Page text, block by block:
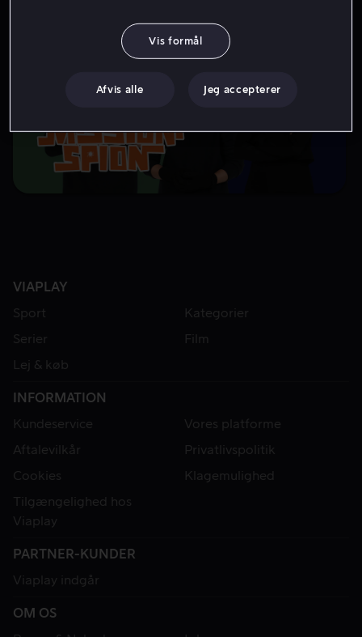
VIAPLAY
Sport
Kategorier
Serier
Film
Lej & køb
INFORMATION
Kundeservice
Vores platforme
Aftalevilkår
Privatlivspolitik
Cookies
Klagemulighed
Tilgængelighed hos
Viaplay
PARTNER-KUNDER
Viaplay indgår
OM OS
Vis formål
Afvis alle Jeg accepterer